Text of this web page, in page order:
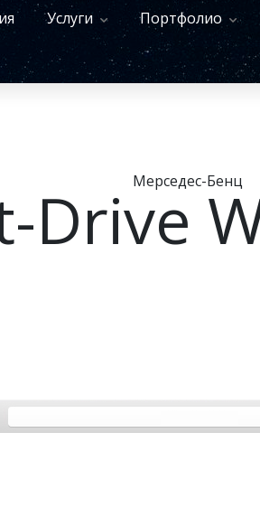
Услуги Портфолио
Мерседес-Бенц
Drive